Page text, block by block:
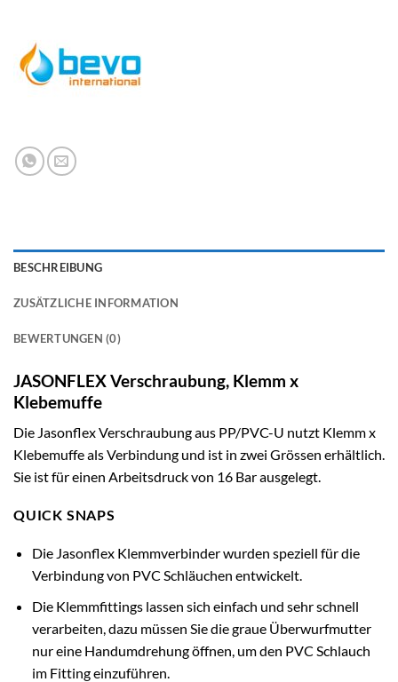
BESCHREIBUNG
ZUSÄTZLICHE INFORMATION
BEWERTUNGEN (0)
JASONFLEX Verschraubung, Klemm x
Klebemuffe
Die Jasonflex Verschraubung aus PP/PVC-U nutzt Klemm x
Klebemuffe als Verbindung und ist in zwei Grössen erhältlich.
Sie ist für einen Arbeitsdruck von 16 Bar ausgelegt.
QUICK SNAPS
Die Jasonflex Klemmverbinder wurden speziell für die
Verbindung von PVC Schläuchen entwickelt.
Die Klemmfittings lassen sich einfach und sehr schnell
verarbeiten, dazu müssen Sie die graue Überwurfmutter
nur eine Handumdrehung öffnen, um den PVC Schlauch
im Fitting einzuführen.